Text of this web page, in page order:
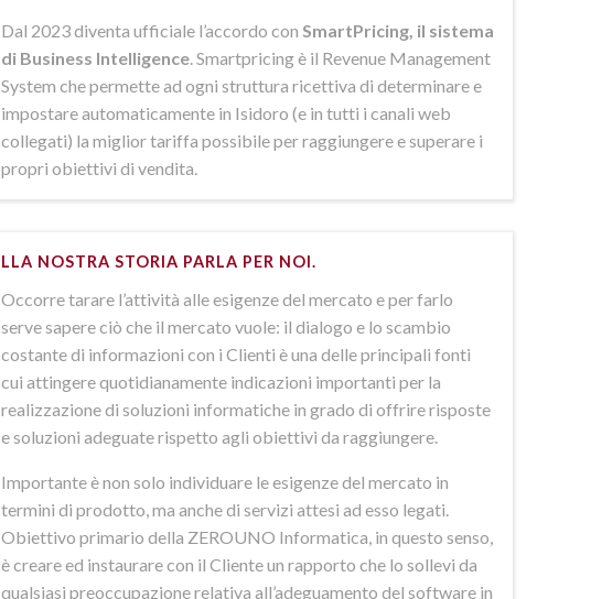
Dal 2023 diventa ufficiale l’accordo con SmartPricing, il sistema
di Business Intelligence . Smartpricing è il Revenue Management
System che permette ad ogni struttura ricettiva di determinare e
impostare automaticamente in Isidoro (e in tutti i canali web
collegati) la miglior tariffa possibile per raggiungere e superare i
propri obiettivi di vendita.
LLA NOSTRA STORIA PARLA PER NOI.
Occorre tarare l’attività alle esigenze del mercato e per farlo
serve sapere ciò che il mercato vuole: il dialogo e lo scambio
costante di informazioni con i Clienti è una delle principali fonti
cui attingere quotidianamente indicazioni importanti per la
realizzazione di soluzioni informatiche in grado di offrire risposte
e soluzioni adeguate rispetto agli obiettivi da raggiungere.
Importante è non solo individuare le esigenze del mercato in
termini di prodotto, ma anche di servizi attesi ad esso legati.
Obiettivo primario della ZEROUNO Informatica, in questo senso,
è creare ed instaurare con il Cliente un rapporto che lo sollevi da
qualsiasi preoccupazione relativa all’adeguamento del software in